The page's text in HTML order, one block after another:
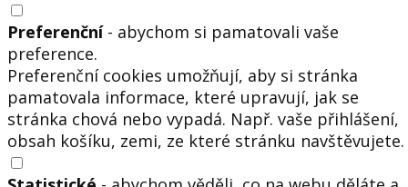
Preferenční- abychom si pamatovali vaše
preference.
Preferenční cookies umožňují, aby si stránka
pamatovala informace, které upravují, jak se
stránka chová nebo vypadá. Např. vaše přihlášení,
obsah košíku, zemi, ze které stránku navštěvujete.